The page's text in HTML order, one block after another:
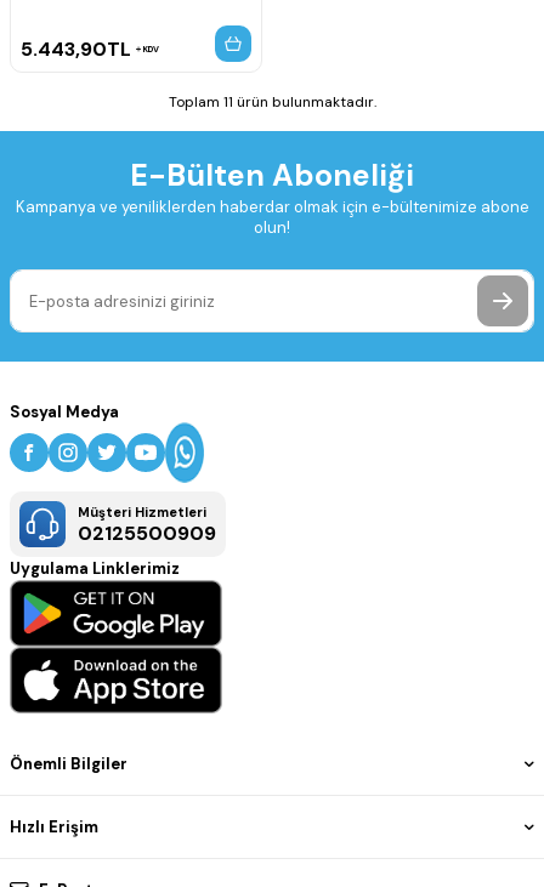
5.443,90TL KDV
Toplam 11 ürün bulunmaktadır.
E-Bülten Aboneliği
Kampanya ve yeniliklerden haberdar olmak için e-bültenimize abone
olun!
Önemli Bilgiler
Hızlı Erişim
Sosyal Medya
Müşteri Hizmetleri
02125500909
Uygulama Linklerimiz